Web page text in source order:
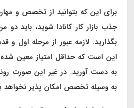
برای این که بتوانید از تخصص و
جذب بازار کار کانادا شوید، باید
بگذارید. لازمه عبور از مرحله اول و
این است که حداقل امتیاز معین
به دست آورید. در غیر این صورت
به وسیله تخصص امکان پذیر نخواهد